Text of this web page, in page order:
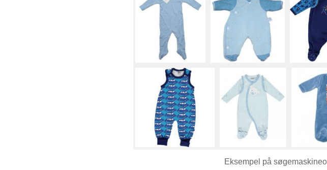
Eksempel på